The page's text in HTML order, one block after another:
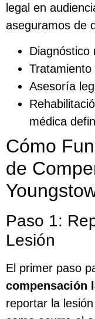
legal en
aseguramos de
Diagnóstico
Tratamiento
Asesoría
médica
Cómo
de
Paso 1:
Lesión
El primer paso
compensación
reportar la